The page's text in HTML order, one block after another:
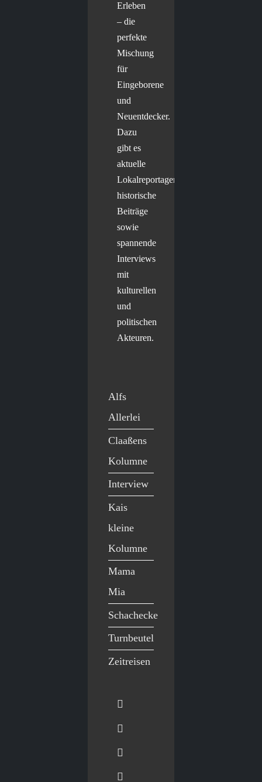
Erleben
– die
perfekte
Mischung
für
Eingeborene
und
Neuentdecker.
Dazu
gibt es
aktuelle
Lokalreportagen,
historische
Beiträge
sowie
spannende
Interviews
mit
kulturellen
und
politischen
Akteuren.
Alfs
Allerlei
Claaßens
Kolumne
Interview
Kais
kleine
Kolumne
Mama
Mia
Schachecke
Turnbeutel
Zeitreisen